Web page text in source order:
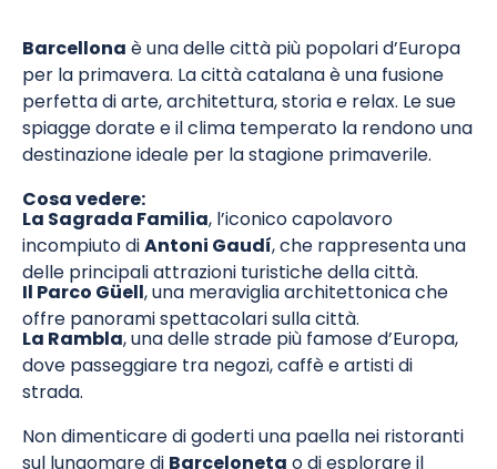
Barcellona è una delle città più popolari d’Europa
per la primavera. La città catalana è una fusione
perfetta di arte, architettura, storia e relax. Le sue
spiagge dorate e il clima temperato la rendono una
destinazione ideale per la stagione primaverile.
Cosa vedere:
La Sagrada Familia, l’iconico capolavoro
incompiuto diAntoni Gaudí, che rappresenta una
delle principali attrazioni turistiche della città.
Il Parco Güell, una meraviglia architettonica che
offre panorami spettacolari sulla città.
La Rambla, una delle strade più famose d’Europa,
dove passeggiare tra negozi, caffè e artisti di
strada.
Non dimenticare di goderti una paella nei ristoranti
sul lungomare di Barceloneta o di esplorare il